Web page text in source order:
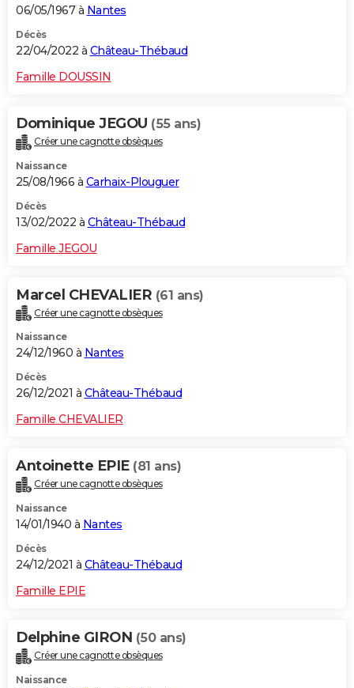
06/05/1967 à Nantes
Décès
22/04/2022 à Château-Thébaud
Famille DOUSSIN
Dominique JEGOU (55 ans)
Créer une cagnotte obsèques
Naissance
25/08/1966 à Carhaix-Plouguer
Décès
13/02/2022 à Château-Thébaud
Famille JEGOU
Marcel CHEVALIER (61 ans)
Créer une cagnotte obsèques
Naissance
24/12/1960 à Nantes
Décès
26/12/2021 à Château-Thébaud
Famille CHEVALIER
Antoinette EPIE (81 ans)
Créer une cagnotte obsèques
Naissance
14/01/1940 à Nantes
Décès
24/12/2021 à Château-Thébaud
Famille EPIE
Delphine GIRON (50 ans)
Créer une cagnotte obsèques
Naissance